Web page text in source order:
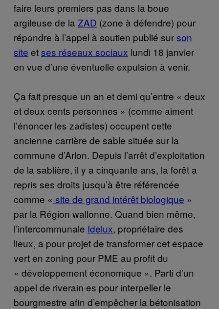
faire leurs premiers pas dans la boue
argileuse de la ZAD (zone à défendre) pour
répondre à l’appel à soutien publié surson
site etses réseaux sociaux lundi 18 janvier
en vue d’une éventuelle expulsion à venir.
Ça fait presque un an et demi qu’entre « deux
et deux cents personnes » (comme aiment
l’énoncer les zadistes) occupent cette
ancienne carrière de sable située sur la
commune d’Arlon. Depuis l’arrêt d’exploitation
de la sablière, il y a cinquante ans, la forêt a
repris ses droits jusqu’à être référencée
comme « site de grand intérêt biologique »
par la Région wallonne. Quand bien même,
l’intercommunale Idelux, propriétaire des
lieux, a pour projet de transformer cet espace
vert en zoning pour PME au profit du
« développement économique ». Parti d’un
appel de riverain·es pour interpeller le
bourgmestre afin d’empêcher la bétonisation